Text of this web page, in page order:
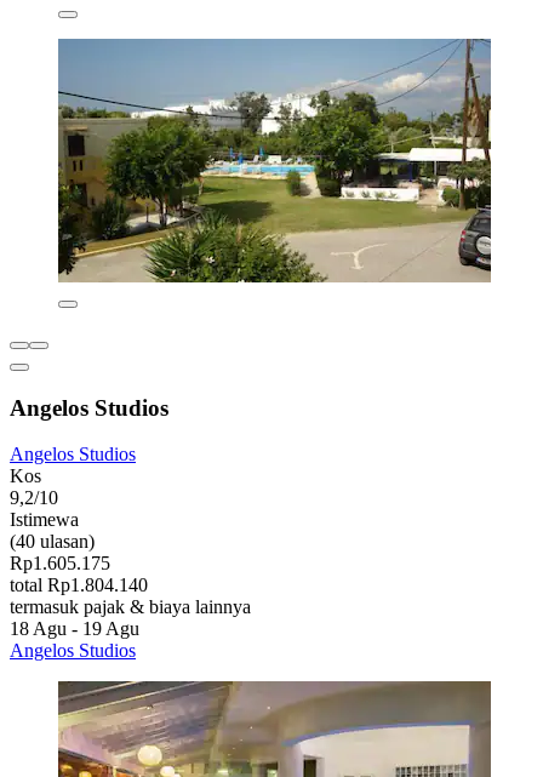
Angelos Studios
Angelos Studios
Kos
9,2/10
Istimewa
(40 ulasan)
Rp1.605.175
total Rp1.804.140
termasuk pajak & biaya lainnya
18 Agu - 19 Agu
Angelos Studios